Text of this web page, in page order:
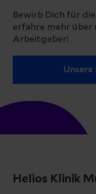
Bewirb Dich für
erfahre mehr über
Arbeitgeber!
Unsere
Helios Klinik